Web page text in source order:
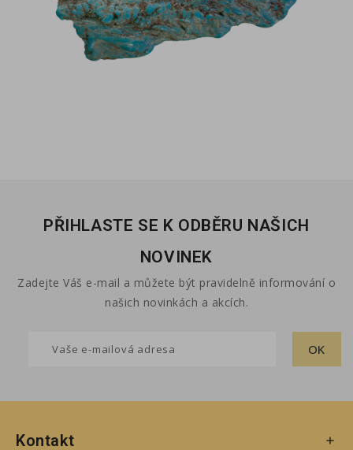
PŘIHLASTE SE K ODBĚRU NAŠICH
NOVINEK
Zadejte Váš e-mail a můžete být pravidelně informování o
našich novinkách a akcích.
Kontakt 